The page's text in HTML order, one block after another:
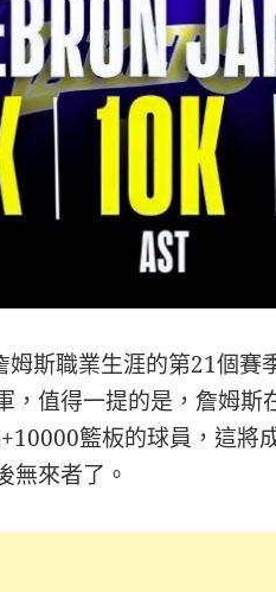
斯職業生涯的第21個賽
，值得一提的是，詹姆斯
籃板的球員，這將
無來者了。